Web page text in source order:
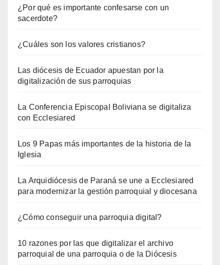
¿Por qué es importante confesarse con un
sacerdote?
¿Cuáles son los valores cristianos?
Las diócesis de Ecuador apuestan por la
digitalización de sus parroquias
La Conferencia Episcopal Boliviana se digitaliza
con Ecclesiared
Los 9 Papas más importantes de la historia de la
Iglesia
La Arquidiócesis de Paraná se une a Ecclesiared
para modernizar la gestión parroquial y diocesana
¿Cómo conseguir una parroquia digital?
10 razones por las que digitalizar el archivo
parroquial de una parroquia o de la Diócesis